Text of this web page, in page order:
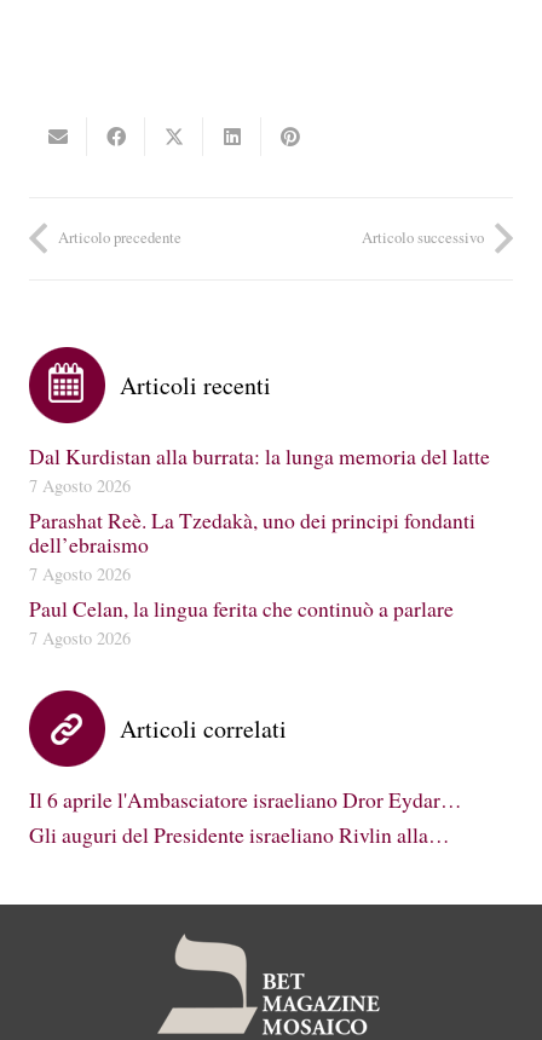
Articolo precedente Articolo successivo
Articoli recenti
Dal Kurdistan alla burrata: la lunga memoria del latte
7 Agosto 2026
Parashat Reè. La Tzedakà, uno dei principi fondanti
dell’ebraismo
7 Agosto 2026
Paul Celan, la lingua ferita che continuò a parlare
7 Agosto 2026
Articoli correlati
Il 6 aprile l'Ambasciatore israeliano Dror Eydar…
Gli auguri del Presidente israeliano Rivlin alla…